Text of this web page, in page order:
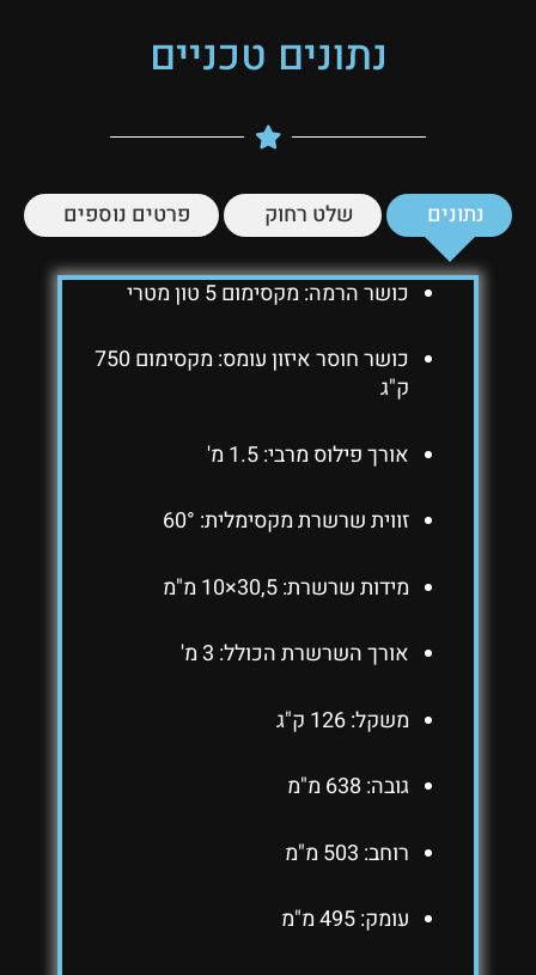
נתונים טכניים
נתונים שלט רחוק פרטים נוספים
כושר הרמה: מקסימום 5 טון מטרי
כושר חוסר איזון עומס: מקסימום 750
ק"ג
אורך פילוס מרבי: 1.5 מ'
זווית שרשרת מקסימלית: 60°
מידות שרשרת: 30,5×10 מ"מ
אורך השרשרת הכולל: 3 מ'
משקל: 126 ק"ג
גובה: 638 מ"מ
רוחב: 503 מ"מ
עומק: 495 מ"מ